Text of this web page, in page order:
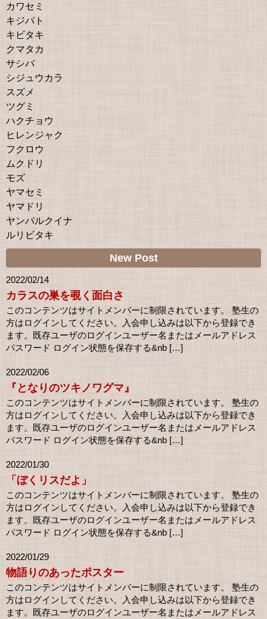
カワセミ
キジバト
キビタキ
クマタカ
サシバ
シジュウカラ
スズメ
ツグミ
ハクチョウ
ヒレンジャク
フクロウ
ムクドリ
モズ
ヤマセミ
ヤマドリ
ヤンバルクイナ
ルリビタキ
New Post
2022/02/14
カラスの巣を覗く面白さ
このコンテンツはサイトメンバーに制限されています。 塾生の
方はログインしてください。入会申し込みは以下から登録でき
ます。既存ユーザのログインユーザー名またはメールアドレス
パスワード ログイン状態を保存する&nb […]
2022/02/06
『となりのツキノワグマ』
このコンテンツはサイトメンバーに制限されています。 塾生の
方はログインしてください。入会申し込みは以下から登録でき
ます。既存ユーザのログインユーザー名またはメールアドレス
パスワード ログイン状態を保存する&nb […]
2022/01/30
「ぼくリスだよ」
このコンテンツはサイトメンバーに制限されています。 塾生の
方はログインしてください。入会申し込みは以下から登録でき
ます。既存ユーザのログインユーザー名またはメールアドレス
パスワード ログイン状態を保存する&nb […]
2022/01/29
物語りのあったポスター
このコンテンツはサイトメンバーに制限されています。 塾生の
方はログインしてください。入会申し込みは以下から登録でき
ます。既存ユーザのログインユーザー名またはメールアドレス